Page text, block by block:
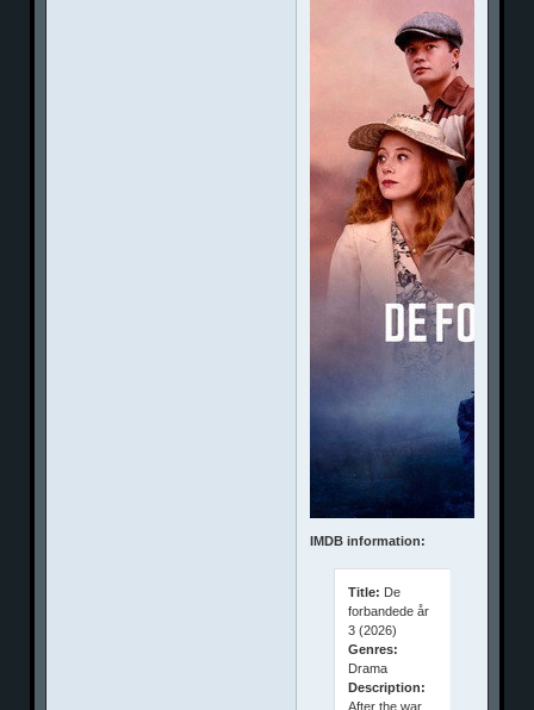
IMDB information:
Title: De
forbandede år
3 (2026)
Genres:
Drama
Description:
After the war,